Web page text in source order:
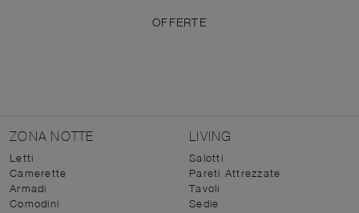
OFFERTE
ZONA NOTTE
Letti
Camerette
Armadi
Comodini
LIVING
Salotti
Pareti Attrezzate
Tavoli
Sedie